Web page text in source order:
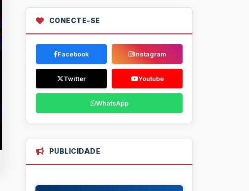
CONECTE-SE
Facebook Instagram
Twitter Youtube
WhatsApp
PUBLICIDADE